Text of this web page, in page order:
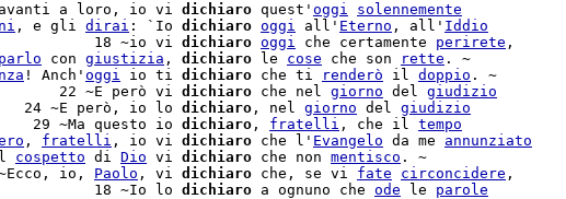
a loro, io vi dichiaro quest' oggi
solennemente
, e gli dirai : `Io dichiaro oggi all' Eterno , all' Iddio
18 ~io vi dichiaro oggi che certamente perirete ,
parlo con giustizia , dichiaro le cose che son rette . ~
! Anch' oggi io ti dichiaro che ti renderò il doppio . ~
22 ~E però vi dichiaro che nel giorno del giudizio
~E però, io lo dichiaro , nel giorno del giudizio
~Ma questo io dichiaro , fratelli , che il tempo
, fratelli , io vi dichiaro che l' Evangelo da me annunziato
cospetto di Dio vi dichiaro che non mentisco . ~
io,
Paolo , vi dichiaro che, se vi fate circoncidere ,
18 ~Io lo dichiaro a ognuno che ode le parole